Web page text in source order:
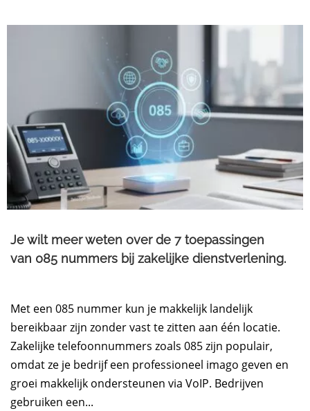
Je wilt meer weten over de 7 toepassingen
van 085 nummers bij zakelijke dienstverlening.
Met een 085 nummer kun je makkelijk landelijk
bereikbaar zijn zonder vast te zitten aan één locatie.
Zakelijke telefoonnummers zoals 085 zijn populair,
omdat ze je bedrijf een professioneel imago geven en
groei makkelijk ondersteunen via VoIP. Bedrijven
gebruiken een...